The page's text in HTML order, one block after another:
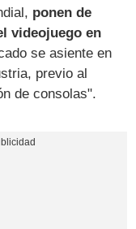
ponen de
videojuego en
se asiente en
previo al
de consolas".